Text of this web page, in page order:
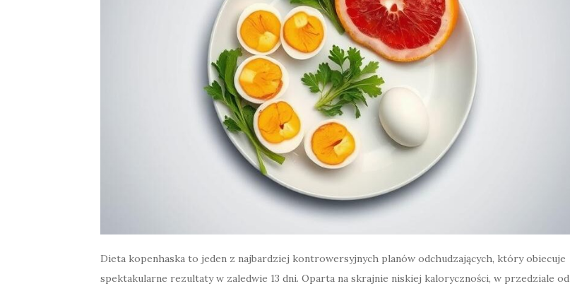
Dieta kopenhaska to jeden z najbardziej kontrowersyjnych planów odchudzających, który obiecuje
spektakularne rezultaty w zaledwie 13 dni. Oparta na skrajnie niskiej kaloryczności, w przedziale od